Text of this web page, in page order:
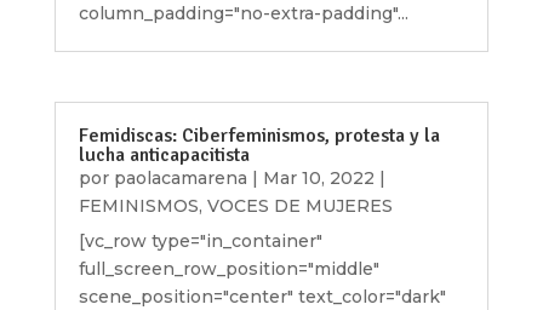
column_padding="no-extra-padding"...
Femidiscas: Ciberfeminismos, protesta y la
lucha anticapacitista
por paolacamarena | Mar 10, 2022 |
FEMINISMOS, VOCES DE MUJERES
[vc_row type="in_container"
full_screen_row_position="middle"
scene_position="center" text_color="dark"